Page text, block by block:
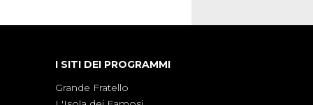
I SITI DEI PROGRAMMI
Grande Fratello